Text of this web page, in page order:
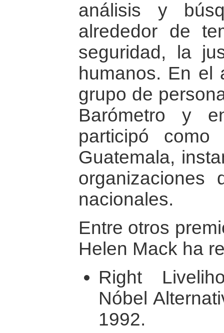
análisis y
alrededor de
seguridad, la
humanos. En el
grupo de
Barómetro y
participó
Guatemala,
organizaciones
nacionales.
Entre otros
Helen Mack ha
Right
Nóbel
1992.